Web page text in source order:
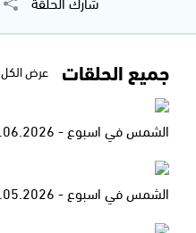
جميع الحلقات عرض الكل
الشمس في اسبوع - 05.06.2026
الشمس في اسبوع - 29.05.2026